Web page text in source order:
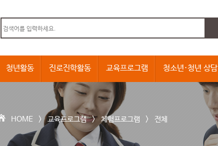
청년활동 진로진학활동 교육프로그램 청소년·청년 상담
HOME >교육프로그램>체험프로그램>전체